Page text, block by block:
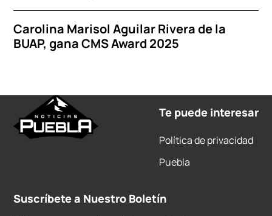
Carolina Marisol Aguilar Rivera de la
BUAP, gana CMS Award 2025
Te puede interesar
Política de privacidad
Puebla
Suscríbete a Nuestro Boletín